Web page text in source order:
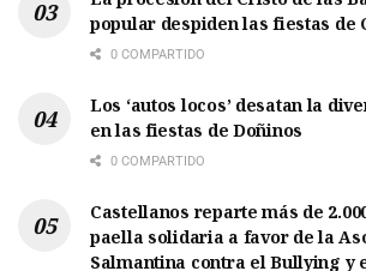
popular despiden las fiestas de
0 COMPARTIDO
Los ‘autos locos’ desatan la
en las fiestas de Doñinos
0 COMPARTIDO
Castellanos reparte más de
paella solidaria a favor de la
Salmantina contra el Bullying y